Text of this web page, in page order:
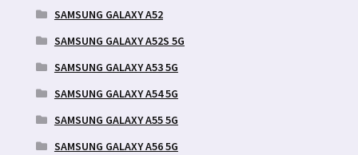
SAMSUNG GALAXY A52
SAMSUNG GALAXY A52S 5G
SAMSUNG GALAXY A53 5G
SAMSUNG GALAXY A54 5G
SAMSUNG GALAXY A55 5G
SAMSUNG GALAXY A56 5G